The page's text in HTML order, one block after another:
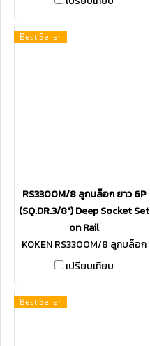
Best Seller
RS3300M/8 ลูกบล็อก ยาว 6P
(SQ.DR.3/8") Deep Socket Set
on Rail
KOKEN RS3300M/8 ลูกบล็อก
ยาว 6P SQ.DR.3/8"
เปรียบเทียบ
Best Seller